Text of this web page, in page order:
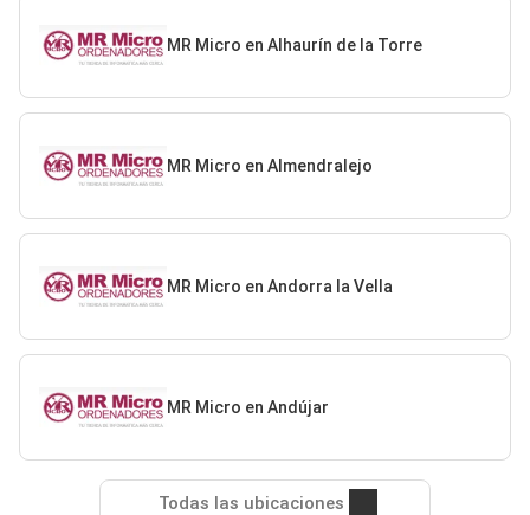
MR Micro en Alhaurín de la Torre
MR Micro en Almendralejo
MR Micro en Andorra la Vella
MR Micro en Andújar
Todas las ubicaciones